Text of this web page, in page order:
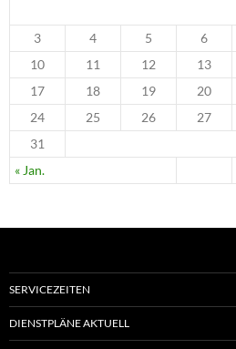
« Jan.
3
4 5 6
10
11 12 13
17
18 19 20
24
25 26 27
31
SERVICEZEITEN
DIENSTPLÄNE AKTUELL